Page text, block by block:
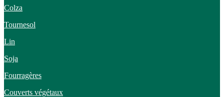
Colza
Tournesol
Lin
Soja
Fourragères
Couverts végétaux